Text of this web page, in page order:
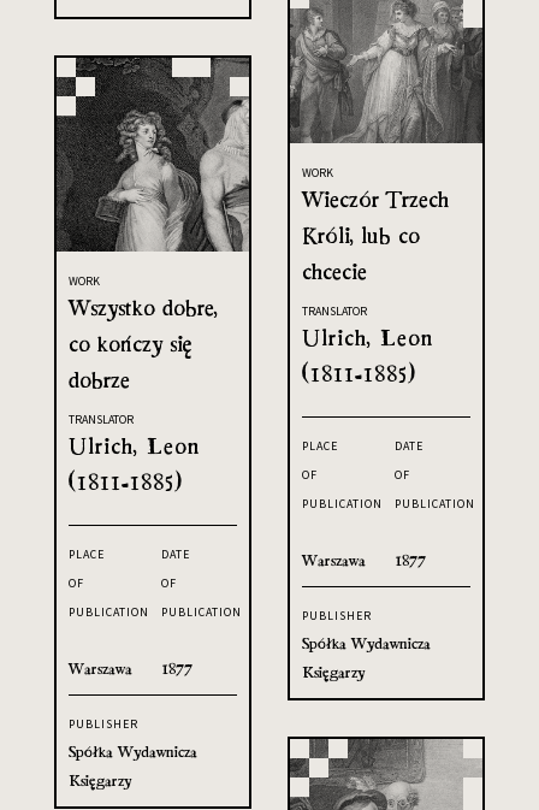
WORK
Wieczór Trzech
Króli, lub co
chcecie
TRANSLATOR
Ulrich, Leon
(1811-1885)
PLACE
OF
PUBLICATION
Warszawa
DATE
OF
PUBLICATION
1877
PUBLISHER
Spółka Wydawnicza
Księgarzy
WORK
Wszystko dobre,
co kończy się
dobrze
TRANSLATOR
Ulrich, Leon
(1811-1885)
PLACE
OF
PUBLICATION
Warszawa
DATE
OF
PUBLICATION
1877
PUBLISHER
Spółka Wydawnicza
Księgarzy